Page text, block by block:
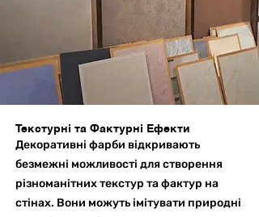
Текстурні та Фактурні Ефекти
Декоративні фарби відкривають
безмежні можливості для створення
різноманітних текстур та фактур на
стінах. Вони можуть імітувати природні